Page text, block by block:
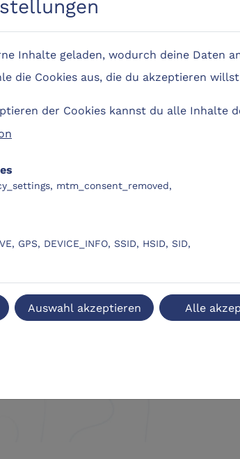
Inhalte geladen, wodurch deine Daten
die Cookies aus, die du akzeptieren
der Cookies kannst du alle Inhalte
mtm_consent_removed,
GPS, DEVICE_INFO, SSID, HSID, SID,
Auswahl akzeptieren Alle